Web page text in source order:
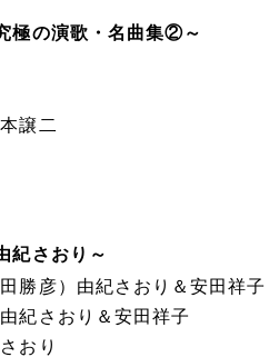
極の演歌・名曲集②～
譲二
紀さおり～
勝彦）由紀さおり＆安田祥子
紀さおり＆安田祥子
おり